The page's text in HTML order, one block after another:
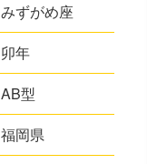
みずがめ座
卯年
AB型
福岡県